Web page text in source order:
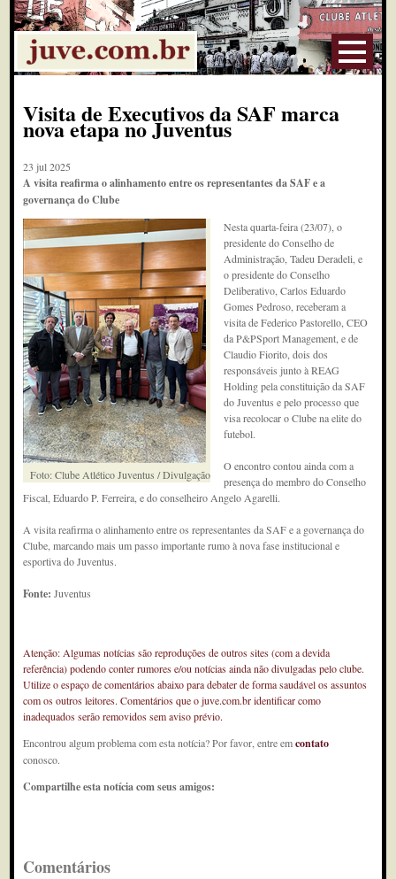
Visita de Executivos da SAF marca
nova etapa no Juventus
23 jul 2025
A visita reafirma o alinhamento entre os representantes da SAF e a
governança do Clube
Foto: Clube Atlético Juventus / Divulgação
Nesta quarta-feira (23/07), o
presidente do Conselho de
Administração, Tadeu Deradeli, e
o presidente do Conselho
Deliberativo, Carlos Eduardo
Gomes Pedroso, receberam a
visita de Federico Pastorello, CEO
da P&PSport Management, e de
Claudio Fiorito, dois dos
responsáveis junto à REAG
Holding pela constituição da SAF
do Juventus e pelo processo que
visa recolocar o Clube na elite do
futebol.
O encontro contou ainda com a
presença do membro do Conselho
Fiscal, Eduardo P. Ferreira, e do conselheiro Angelo Agarelli.
A visita reafirma o alinhamento entre os representantes da SAF e a governança do
Clube, marcando mais um passo importante rumo à nova fase institucional e
esportiva do Juventus.
Fonte:Juventus
Atenção: Algumas notícias são reproduções de outros sites (com a devida
referência) podendo conter rumores e/ou notícias ainda não divulgadas pelo clube.
Utilize o espaço de comentários abaixo para debater de forma saudável os assuntos
com os outros leitores. Comentários que o juve.com.br identificar como
inadequados serão removidos sem aviso prévio.
Encontrou algum problema com esta notícia? Por favor, entre emcontato
conosco.
Compartilhe esta notícia com seus amigos:
Comentários